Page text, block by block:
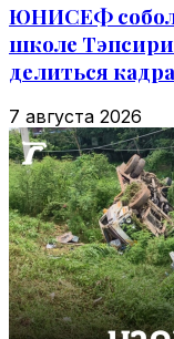
ЮНИСЕФ
школе
делиться
7 августа 2026